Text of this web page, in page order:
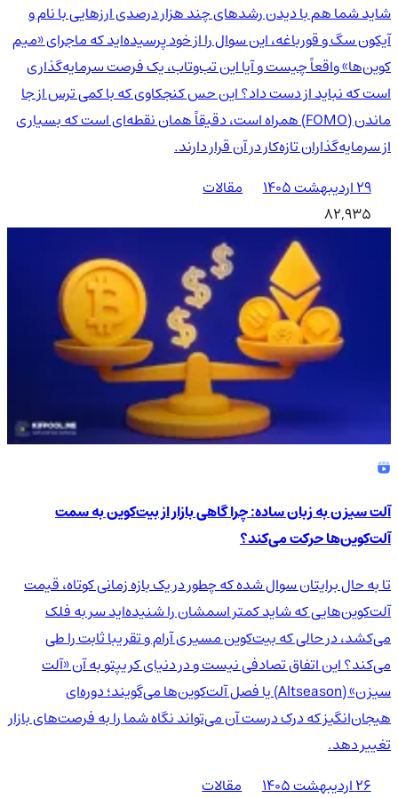
شاید شما هم با دیدن رشدهای چند هزار درصدی ارزهایی با نام و
آیکون سگ و قورباغه، این سوال را از خود پرسیده‌اید که ماجرای «میم
کوین‌ها» واقعاً چیست و آیا این تب‌وتاب، یک فرصت سرمایه‌گذاری
است که نباید از دست داد؟ این حس کنجکاوی که با کمی ترس از جا
ماندن (FOMO) همراه است، دقیقاً همان نقطه‌ای است که بسیاری
از سرمایه‌گذاران تازه‌کار در آن قرار دارند.
۲۹ اردیبهشت ۱۴۰۵
مقالات
82,935
آلت سیزن به زبان ساده: چرا گاهی بازار از بیت‌کوین به سمت
آلت‌کوین‌ها حرکت می‌کند؟
تا به حال برایتان سوال شده که چطور در یک بازه زمانی کوتاه، قیمت
آلت‌کوین‌هایی که شاید کمتر اسمشان را شنیده‌اید سر به فلک
می‌کشد، در حالی که بیت‌کوین مسیری آرام و تقریبا ثابت را طی
می‌کند؟ این اتفاق تصادفی نیست و در دنیای کریپتو به آن «آلت
سیزن» (Altseason) یا فصل آلت‌کوین‌ها می‌گویند؛ دوره‌ای
هیجان‌انگیز که درک درست آن می‌تواند نگاه شما را به فرصت‌های بازار
تغییر دهد.
۲۶ اردیبهشت ۱۴۰۵
مقالات